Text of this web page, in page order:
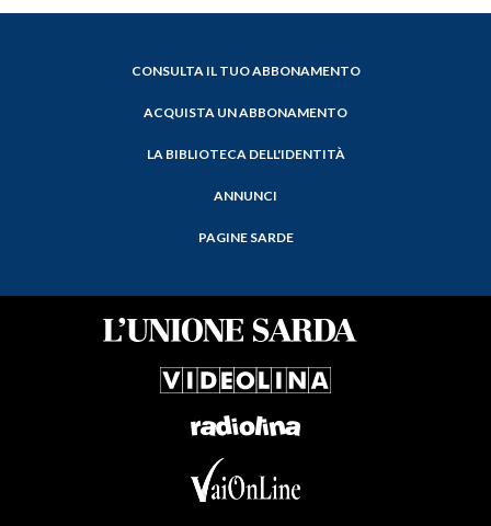
CONSULTA IL TUO ABBONAMENTO
ACQUISTA UN ABBONAMENTO
LA BIBLIOTECA DELL'IDENTITÀ
ANNUNCI
PAGINE SARDE